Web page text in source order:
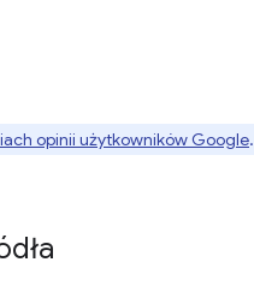
opinii użytkowników Google.